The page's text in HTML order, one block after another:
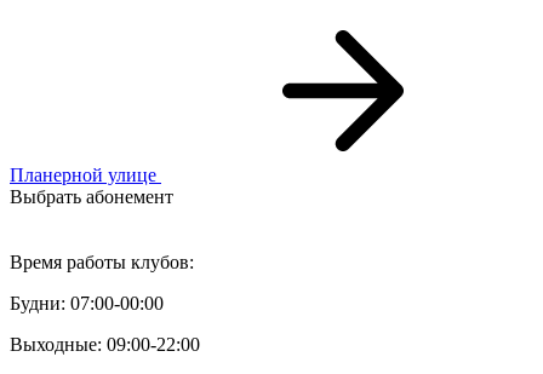
Планерной улице
Выбрать абонемент
Время работы клубов:
Будни: 07:00-00:00
Выходные: 09:00-22:00